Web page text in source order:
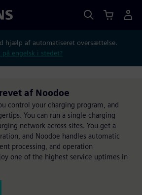
hjælp af automatiseret oversættelse.
engelsk i stedet?
af Noodoe
control your charging program, and
You can run a single charging
network across sites. You get a
and Noodoe handles automatic
processing, and operation
one of the highest service uptimes in